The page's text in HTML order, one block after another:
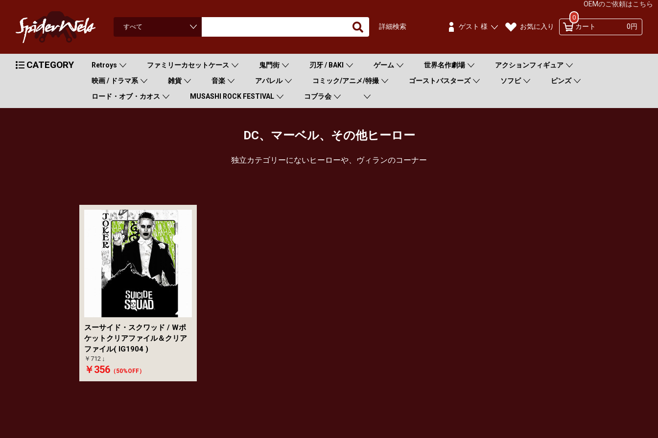
OEMのご依頼はこちら
詳細検索 ゲスト 様 お気に入り カート 0円
0
CATEGORY Retroys ファミリーカセットケース 鬼門街 刃牙 / BAKI ゲーム 世界名作劇場
アクションフィギュア
映画 / ドラマ系
雑貨 音楽 アパレル コミック/アニメ/特撮 ゴーストバスターズ ソフビ
ピンズ
ロード・オブ・カオス
MUSASHI ROCK FESTIVAL コブラ会
DC、マーベル、その他ヒーロー
独立カテゴリーにないヒーローや、ヴィランのコーナー
スーサイド・スクワッド / Wポ
ケットクリアファイル＆クリア
ファイル( IG1904 )
￥712
￥356 （50%OFF）